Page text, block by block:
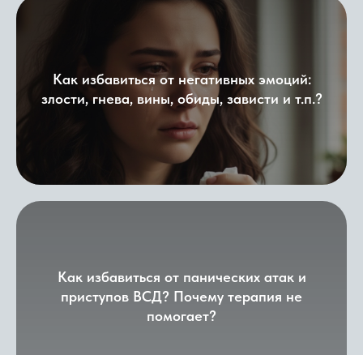
Как избавиться от негативных эмоций:
злости, гнева, вины, обиды, зависти и т.п.?
Как избавиться от панических атак и
приступов ВСД? Почему терапия не
помогает?